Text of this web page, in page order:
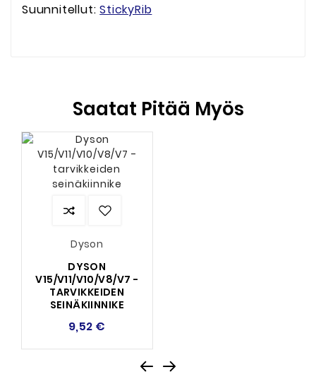
Suunnitellut:StickyRib
Saatat Pitää Myös
Dyson
DYSON
V15/V11/V10/V8/V7 -
TARVIKKEIDEN
SEINÄKIINNIKE
9,52 €